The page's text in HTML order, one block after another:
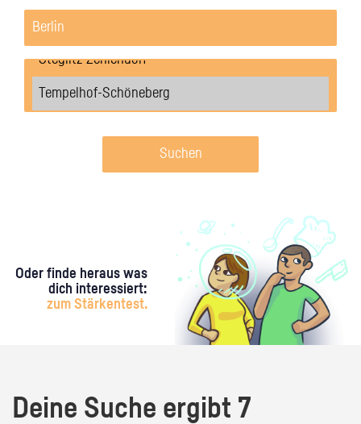
Suchen
Oder finde heraus was
dich interessiert:
zum Stärkentest.
Deine Suche ergibt 7